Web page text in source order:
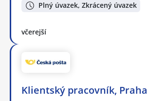
Plný úvazek, Zkrácený úvazek
včerejší
Klientský pracovník, Praha